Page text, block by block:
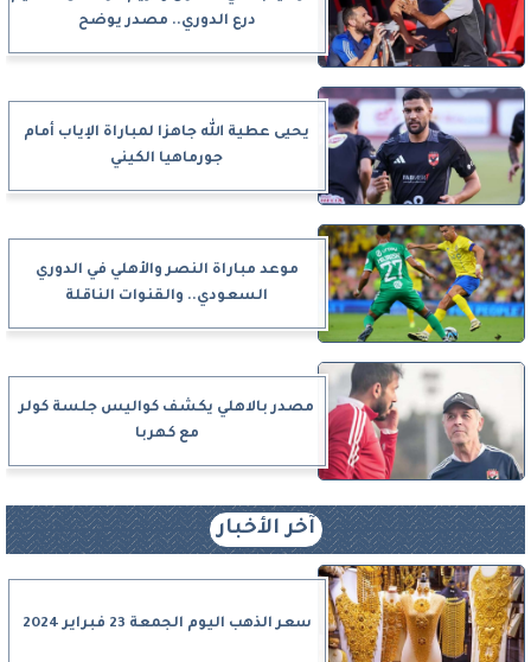
درع الدوري.. مصدر يوضح
يحيى عطية الله جاهزا لمباراة الإياب أمام
جورماهيا الكيني
موعد مباراة النصر والأهلي في الدوري
السعودي.. والقنوات الناقلة
مصدر بالاهلي يكشف كواليس جلسة كولر
مع كهربا
آخر الأخبار
سعر الذهب اليوم الجمعة 23 فبراير 2024